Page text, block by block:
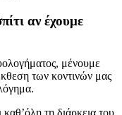
αν έχουμε
μένουμε
των κοντινών μας